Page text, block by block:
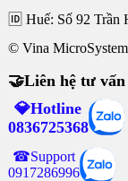
🆔 Huế: Số 92
© Vina
🤝Liên hệ tư vấn
💎Hotline
0836725368
☎Support
0917286996